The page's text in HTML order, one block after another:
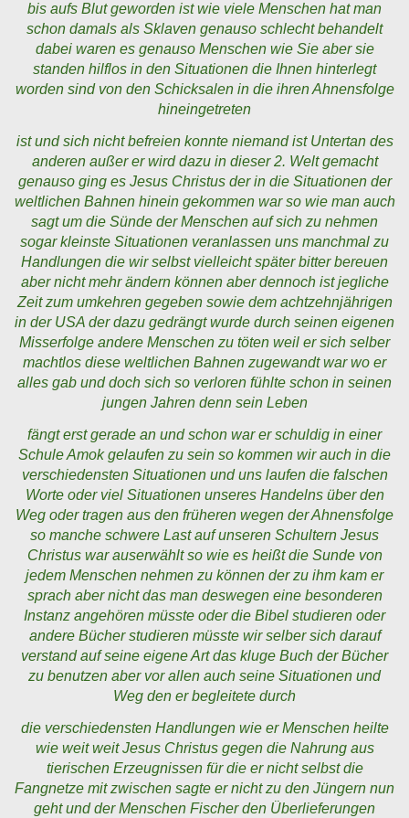
bis aufs Blut geworden ist wie viele Menschen hat man
schon damals als Sklaven genauso schlecht behandelt
dabei waren es genauso Menschen wie Sie aber sie
standen hilflos in den Situationen die Ihnen hinterlegt
worden sind von den Schicksalen in die ihren Ahnensfolge
hineingetreten
ist und sich nicht befreien konnte niemand ist Untertan des
anderen außer er wird dazu in dieser 2. Welt gemacht
genauso ging es Jesus Christus der in die Situationen der
weltlichen Bahnen hinein gekommen war so wie man auch
sagt um die Sünde der Menschen auf sich zu nehmen
sogar kleinste Situationen veranlassen uns manchmal zu
Handlungen die wir selbst vielleicht später bitter bereuen
aber nicht mehr ändern können aber dennoch ist jegliche
Zeit zum umkehren gegeben sowie dem achtzehnjährigen
in der USA der dazu gedrängt wurde durch seinen eigenen
Misserfolge andere Menschen zu töten weil er sich selber
machtlos diese weltlichen Bahnen zugewandt war wo er
alles gab und doch sich so verloren fühlte schon in seinen
jungen Jahren denn sein Leben
fängt erst gerade an und schon war er schuldig in einer
Schule Amok gelaufen zu sein so kommen wir auch in die
verschiedensten Situationen und uns laufen die falschen
Worte oder viel Situationen unseres Handelns über den
Weg oder tragen aus den früheren wegen der Ahnensfolge
so manche schwere Last auf unseren Schultern Jesus
Christus war auserwählt so wie es heißt die Sunde von
jedem Menschen nehmen zu können der zu ihm kam er
sprach aber nicht das man deswegen eine besonderen
Instanz angehören müsste oder die Bibel studieren oder
andere Bücher studieren müsste wir selber sich darauf
verstand auf seine eigene Art das kluge Buch der Bücher
zu benutzen aber vor allen auch seine Situationen und
Weg den er begleitete durch
die verschiedensten Handlungen wie er Menschen heilte
wie weit weit Jesus Christus gegen die Nahrung aus
tierischen Erzeugnissen für die er nicht selbst die
Fangnetze mit zwischen sagte er nicht zu den Jüngern nun
geht und der Menschen Fischer den Überlieferungen